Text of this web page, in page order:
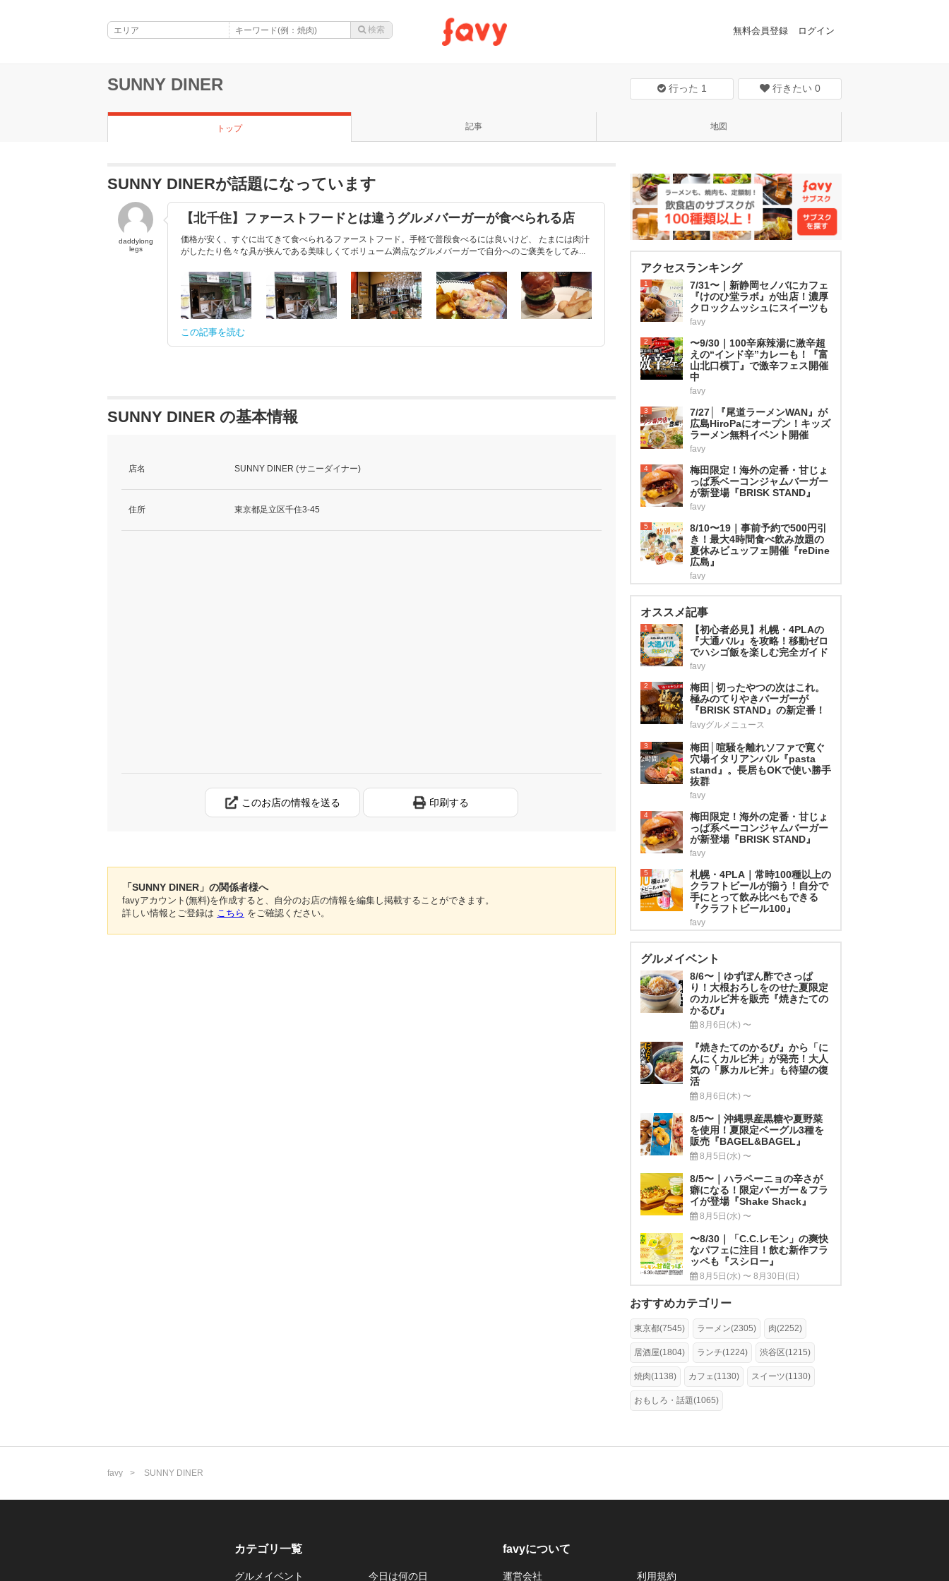
無料会員登録 ログイン
SUNNY DINER 行った 1 行きたい 0
トップ 記事 地図
SUNNY DINERが話題になっています
daddylong
legs
【北千住】ファーストフードとは違うグルメバーガーが食べられる店
価格が安く、すぐに出てきて食べられるファーストフード。手軽で普段食べるには良いけど、 たまには肉汁
がしたたり色々な具が挟んである美味しくてボリューム満点なグルメバーガーで自分へのご褒美をしてみ...
この記事を読む
SUNNY DINER の基本情報
店名 SUNNY DINER (サニーダイナー)
住所 東京都足立区千住3-45
このお店の情報を送る 印刷する
「SUNNY DINER」の関係者様へ
favyアカウント(無料)を作成すると、自分のお店の情報を編集し掲載することができます。
詳しい情報とご登録は こちら をご確認ください。
アクセスランキング
1
7/31〜｜新静岡セノバにカフェ
『けのひ堂ラボ』が出店！濃厚
クロックムッシュにスイーツも
favy
2
〜9/30｜100辛麻辣湯に激辛超
えの“インド辛”カレーも！『富
山北口横丁』で激辛フェス開催
中
favy
3
7/27│『尾道ラーメンWAN』が
広島HiroPaにオープン！キッズ
ラーメン無料イベント開催
favy
4
梅田限定！海外の定番・甘じょ
っぱ系ベーコンジャムバーガー
が新登場『BRISK STAND』
favy
5
8/10〜19｜事前予約で500円引
き！最大4時間食べ飲み放題の
夏休みビュッフェ開催『reDine
広島』
favy
オススメ記事
1
【初心者必見】札幌・4PLAの
『大通バル』を攻略！移動ゼロ
でハシゴ飯を楽しむ完全ガイド
favy
2
梅田│切ったやつの次はこれ。
極みのてりやきバーガーが
『BRISK STAND』の新定番！
favyグルメニュース
3
梅田│喧騒を離れソファで寛ぐ
穴場イタリアンバル『pasta
stand』。長居もOKで使い勝手
抜群
favy
4
梅田限定！海外の定番・甘じょ
っぱ系ベーコンジャムバーガー
が新登場『BRISK STAND』
favy
5
札幌・4PLA｜常時100種以上の
クラフトビールが揃う！自分で
手にとって飲み比べもできる
『クラフトビール100』
favy
グルメイベント
8/6〜｜ゆずぽん酢でさっぱ
り！大根おろしをのせた夏限定
のカルビ丼を販売『焼きたての
かるび』
8月6日(木) 〜
『焼きたてのかるび』から「に
んにくカルビ丼」が発売！大人
気の「豚カルビ丼」も待望の復
活
8月6日(木) 〜
8/5〜｜沖縄県産黒糖や夏野菜
を使用！夏限定ベーグル3種を
販売『BAGEL&BAGEL』
8月5日(水) 〜
8/5〜｜ハラペーニョの辛さが
癖になる！限定バーガー＆フラ
イが登場『Shake Shack』
8月5日(水) 〜
〜8/30｜「C.C.レモン」の爽快
なパフェに注目！飲む新作フラ
ッペも『スシロー』
8月5日(水) 〜 8月30日(日)
おすすめカテゴリー
東京都(7545) ラーメン(2305) 肉(2252)
居酒屋(1804) ランチ(1224) 渋谷区(1215)
焼肉(1138) カフェ(1130) スイーツ(1130)
おもしろ・話題(1065)
favy SUNNY DINER
カテゴリ一覧
グルメイベント 今日は何の日
favyについて
運営会社 利用規約